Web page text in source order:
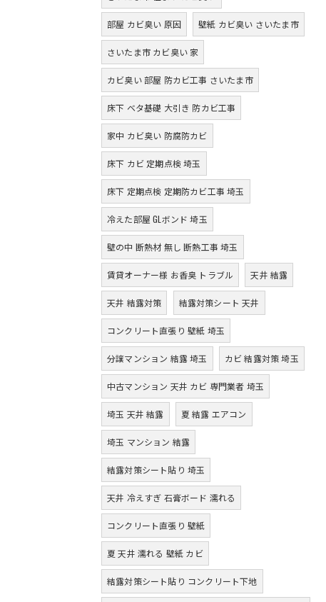
部屋 カビ臭い 原因 壁紙 カビ臭い さいたま市
さいたま市 カビ臭い 家
カビ臭い 部屋 防カビ工事 さいたま市
床下 ベタ基礎 大引き 防カビ工事
家中 カビ臭い 防腐防カビ
床下 カビ 定期点検 埼玉
床下 定期点検 定期防カビ工事 埼玉
冷えた部屋 GLボンド 埼玉
壁の中 断熱材 無し 断熱工事 埼玉
賃貸オーナー様 お香臭 トラブル 天井 結露
天井 結露対策 結露対策シート 天井
コンクリート直張り 壁紙 埼玉
分譲マンション 結露 埼玉 カビ 結露対策 埼玉
中古マンション 天井 カビ 専門業者 埼玉
埼玉 天井 結露 夏 結露 エアコン
埼玉 マンション 結露
結露対策シート貼り 埼玉
天井 冷えすぎ 石膏ボード 濡れる
コンクリート直張り 壁紙
夏 天井 濡れる 壁紙 カビ
結露対策シート貼り コンクリート下地